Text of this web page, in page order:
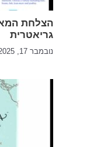
הצלחת
גריאטרית
נובמבר 17, 2025